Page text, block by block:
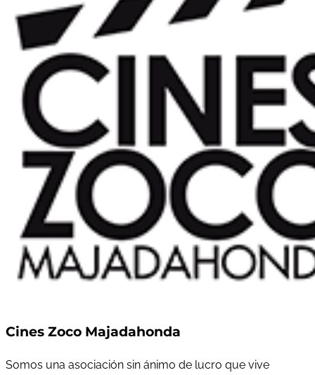
Cines Zoco Majadahonda
Somos una asociación sin ánimo de lucro que vive